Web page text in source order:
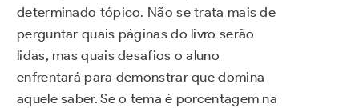
determinado tópico. Não se trata mais de
perguntar quais páginas do livro serão
lidas, mas quais desafios o aluno
enfrentará para demonstrar que domina
aquele saber. Se o tema é porcentagem na